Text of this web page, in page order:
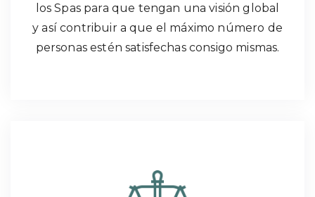
los Spas para que tengan una visión global
y así contribuir a que el máximo número de
personas estén satisfechas consigo mismas.